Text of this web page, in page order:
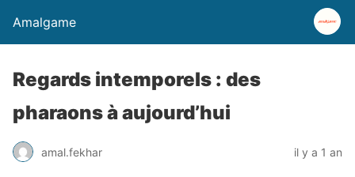
Amalgame
Regards intemporels : des
pharaons à aujourd’hui
amal.fekhar il y a 1 an